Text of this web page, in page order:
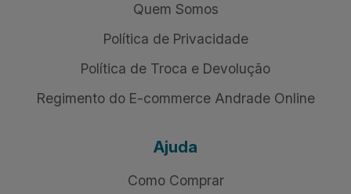
Quem Somos
Política de Privacidade
Política de Troca e Devolução
Regimento do E-commerce Andrade Online
Ajuda
Como Comprar